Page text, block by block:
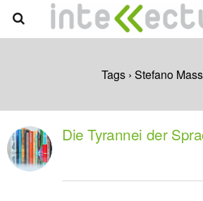
Tags › Stefano
Die Tyrannei der